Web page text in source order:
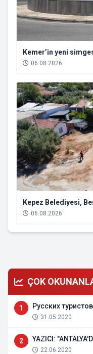
Kemer’in yeni
06.08.2026
Kepez Belediyesi,
06.08.2026
ÇOK
1 Русских
31.05.2020
2 YAZICI:
22.06.2020